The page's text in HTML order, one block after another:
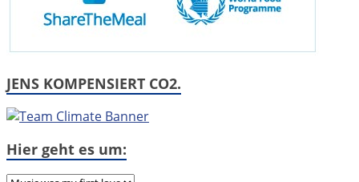
JENS KOMPENSIERT CO2.
Hier geht es um: